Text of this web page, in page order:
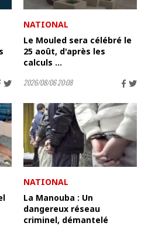
NATIONAL
Le Mouled sera célébré le
25 août, d'après les
calculs ...
2026/08/06 20:08
NATIONAL
La Manouba : Un
dangereux réseau
criminel, démantelé